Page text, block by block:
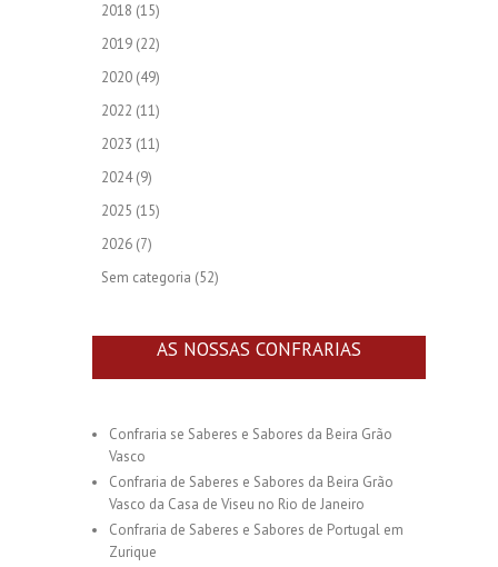
2018 (15)
2019 (22)
2020 (49)
2022 (11)
2023 (11)
2024(9)
2025 (15)
2026 (7)
Sem categoria (52)
AS NOSSAS CONFRARIAS
Confraria se Saberes e Sabores da Beira Grão
Vasco
Confraria de Saberes e Sabores da Beira Grão
Vasco da Casa de Viseu no Rio de Janeiro
Confraria de Saberes e Sabores de Portugal em
Zurique